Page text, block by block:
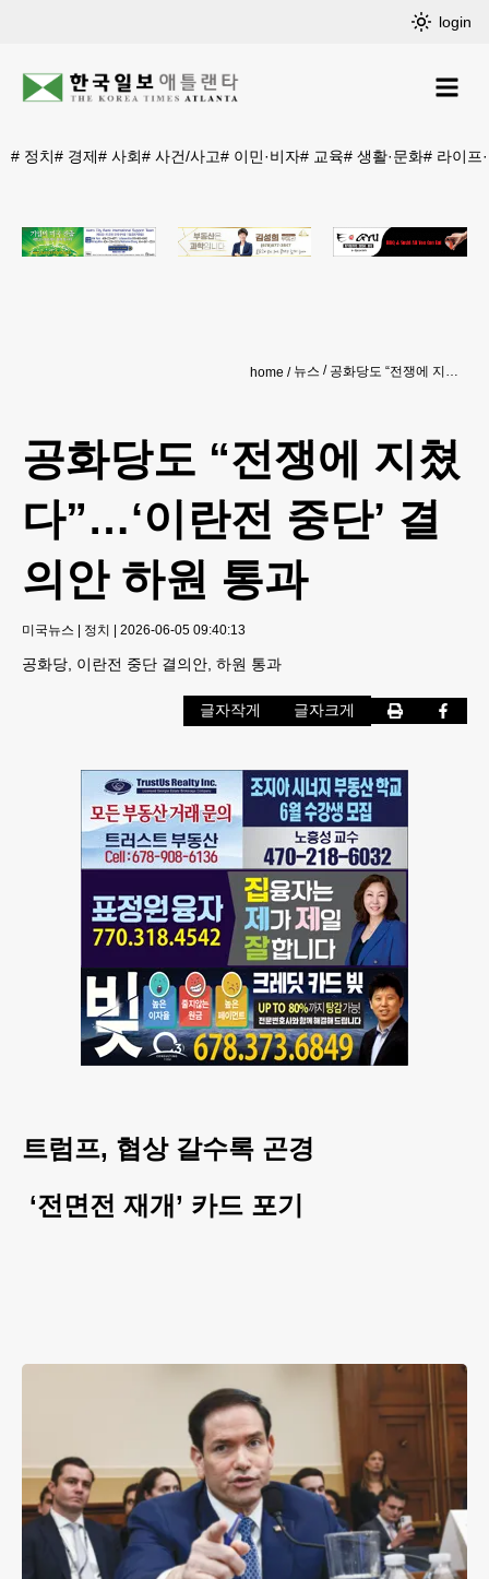
login
# 정치# 경제# 사회# 사건/사고# 이민·비자# 교육# 생활·문화# 라이프
home 뉴스 공화당도 “전쟁에 지쳤다”…‘이란전 중단’ 결의안 하원 통과
공화당도 “전쟁에 지쳤
다”…‘이란전 중단’ 결
의안 하원 통과
미국뉴스 | 정치 | 2026-06-05 09:40:13
공화당, 이란전 중단 결의안, 하원 통과
글자작게 글자크게
트럼프, 협상 갈수록 곤경
‘전면전 재개’ 카드 포기